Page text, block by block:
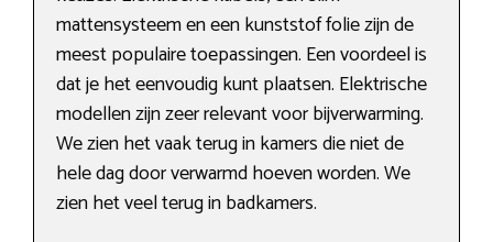
mattensysteem en een kunststof folie zijn de
meest populaire toepassingen. Een voordeel is
dat je het eenvoudig kunt plaatsen. Elektrische
modellen zijn zeer relevant voor bijverwarming.
We zien het vaak terug in kamers die niet de
hele dag door verwarmd hoeven worden. We
zien het veel terug in badkamers.